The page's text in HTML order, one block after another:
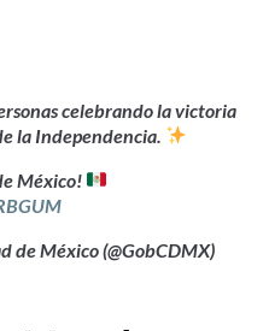
celebrando la victoria
la Independencia.
México!
de México (@GobCDMX)